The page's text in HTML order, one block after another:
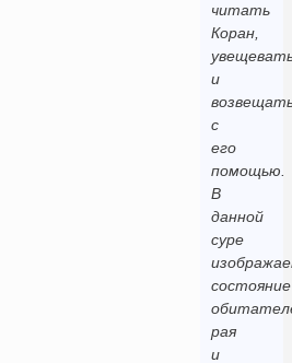
читать
Коран,
и
с
его
помощью.
В
данной
суре
состояние
рая
и